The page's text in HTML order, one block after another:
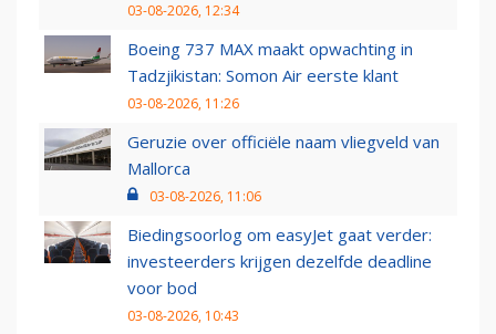
03-08-2026, 12:34
Boeing 737 MAX maakt opwachting in
Tadzjikistan: Somon Air eerste klant
03-08-2026, 11:26
Geruzie over officiële naam vliegveld van
Mallorca
03-08-2026, 11:06
Biedingsoorlog om easyJet gaat verder:
investeerders krijgen dezelfde deadline
voor bod
03-08-2026, 10:43